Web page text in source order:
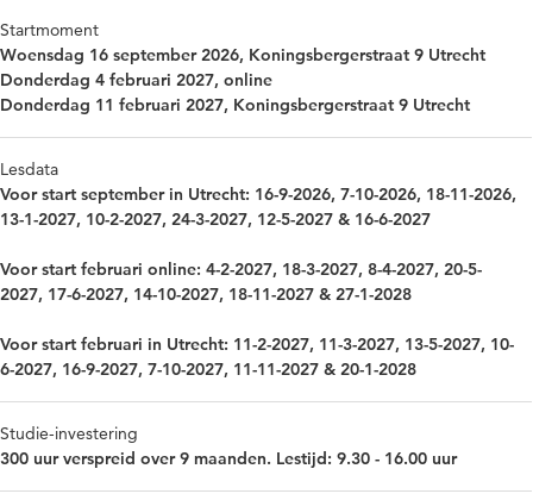
Startmoment
Woensdag 16 september 2026, Koningsbergerstraat 9 Utrecht
Donderdag 4 februari 2027, online
Donderdag 11 februari 2027, Koningsbergerstraat 9 Utrecht
Lesdata
Voor start september in Utrecht: 16-9-2026, 7-10-2026, 18-11-2026,
13-1-2027, 10-2-2027, 24-3-2027, 12-5-2027 & 16-6-2027
Voor start februari online: 4-2-2027, 18-3-2027, 8-4-2027, 20-5-
2027, 17-6-2027, 14-10-2027, 18-11-2027 & 27-1-2028
Voor start februari in Utrecht: 11-2-2027, 11-3-2027, 13-5-2027, 10-
6-2027, 16-9-2027, 7-10-2027, 11-11-2027 & 20-1-2028
Studie-investering
300 uur verspreid over 9 maanden. Lestijd: 9.30 - 16.00 uur